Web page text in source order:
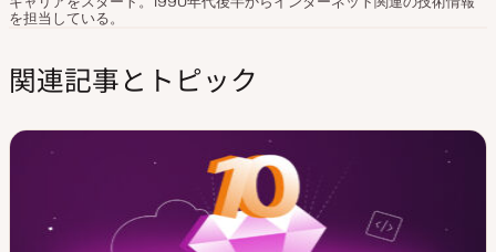
を担当している。
関連記事とトピック